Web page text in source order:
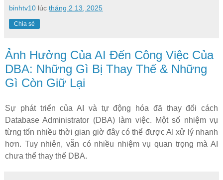
binhtv10 lúc tháng 2 13, 2025
Chia sẻ
Ảnh Hưởng Của AI Đến Công Việc Của
DBA: Những Gì Bị Thay Thế & Những
Gì Còn Giữ Lại
Sự phát triển của AI và tự động hóa đã thay đổi cách
Database Administrator (DBA)làm việc. Một số nhiệm vụ
từng tốn nhiều thời gian giờ đây có thể được AI xử lý nhanh
hơn. Tuy nhiên, vẫn có nhiều nhiệm vụ quan trọng mà AI
chưa thể thay thế DBA.